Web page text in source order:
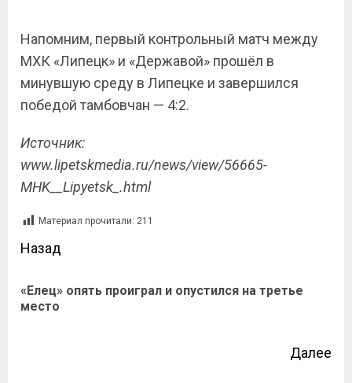
Напомним, первый контрольный матч между
МХК «Липецк» и «Державой» прошёл в
минувшую среду в Липецке и завершился
победой тамбовчан — 4:2.
Источник:
www.lipetskmedia.ru/news/view/56665-
MHK__Lipyetsk_.html
Материал прочитали: 211
Назад
«Елец» опять проиграл и опустился на третье
место
Далее